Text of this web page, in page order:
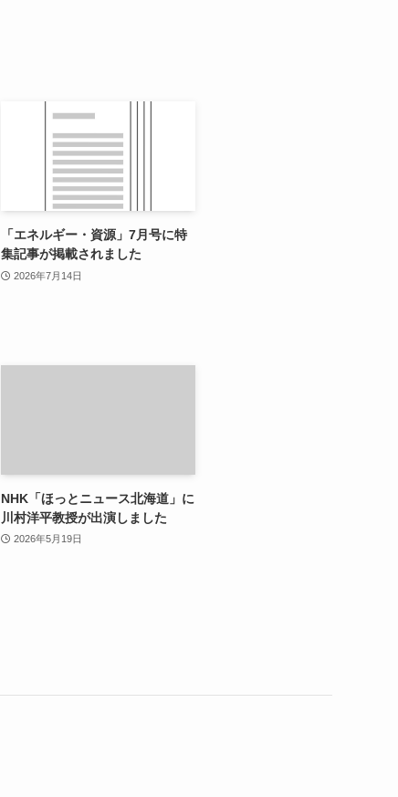
「エネルギー・資源」7月号に特
集記事が掲載されました
2026年7月14日
NHK「ほっとニュース北海道」に
川村洋平教授が出演しました
2026年5月19日